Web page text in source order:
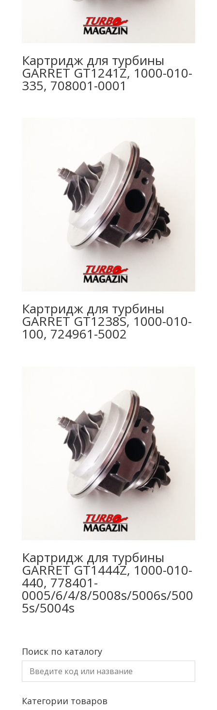
Картридж для турбины
GARRET GT1241Z, 1000-010-
335, 708001-0001
Картридж для турбины
GARRET GT1238S, 1000-010-
100, 724961-5002
Картридж для турбины
GARRET GT1444Z, 1000-010-
440, 778401-
0005/6/4/8/5008s/5006s/500
5s/5004s
Поиск по каталогу
Категории товаров